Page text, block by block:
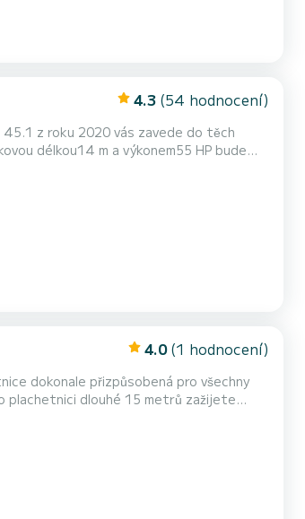
4.3 (54 hodnocení)
z roku 2020 vás zavede do těch
4.0 (1 hodnocení)
dokonale přizpůsobená pro všechny
Pro vaše pohodlí má